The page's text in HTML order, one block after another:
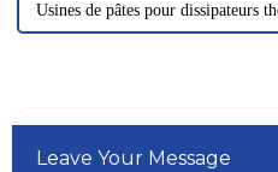
Usines de pâtes pour dissipateurs
Leave Your Message